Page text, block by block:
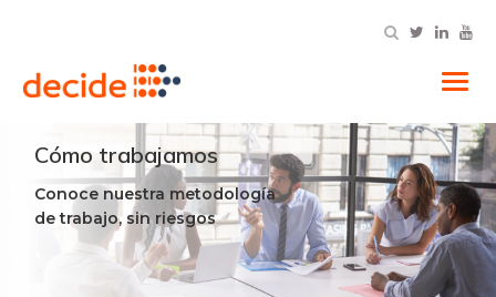
Cómo trabajamos
Conoce nuestra metodología
de trabajo, sin riesgos